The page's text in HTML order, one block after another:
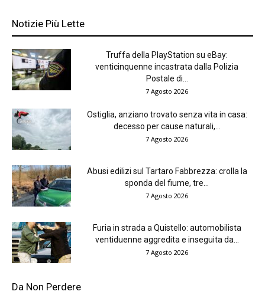
Notizie Più Lette
Truffa della PlayStation su eBay:
venticinquenne incastrata dalla Polizia
Postale di...
7 Agosto 2026
Ostiglia, anziano trovato senza vita in casa:
decesso per cause naturali,...
7 Agosto 2026
Abusi edilizi sul Tartaro Fabbrezza: crolla la
sponda del fiume, tre...
7 Agosto 2026
Furia in strada a Quistello: automobilista
ventiduenne aggredita e inseguita da...
7 Agosto 2026
Da Non Perdere